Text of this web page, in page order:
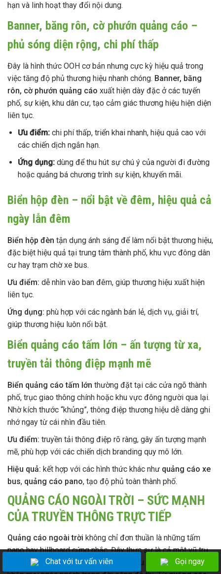
hạn và linh hoạt thay đổi nội dung.
Banner, băng rôn, cờ phướn quảng cáo –
phủ sóng diện rộng, chi phí thấp
Đây là hình thức OOH cơ bản nhưng cực kỳ hiệu quả trong
việc tăng độ phủ thương hiệu nhanh chóng. Banner, băng
rôn, cờ phướn quảng cáo xuất hiện dày đặc ở các tuyến
phố, sự kiện, khu dân cư, tạo cảm giác thương hiệu hiện diện
liên tục.
Ưu điểm:chi phí thấp, triển khai nhanh, hiệu quả cao với
các chiến dịch ngắn hạn.
Ứng dụng:dùng để thu hút sự chú ý của người đi đường
hoặc quảng bá chương trình sự kiện, khuyến mãi.
Biển hộp đèn – nổi bật về đêm, hiệu quả cả
ngày lẫn đêm
Biển hộp đèn tận dụng ánh sáng để làm nổi bật thương hiệu,
đặc biệt hiệu quả tại trung tâm thành phố, khu vực đông dân
cư hay trạm chờ xe bus.
Ưu điểm: dễ nhìn vào ban đêm, giúp thương hiệu xuất hiện
liên tục.
Ứng dụng: phù hợp với các ngành bán lẻ, dịch vụ, giải trí,
giúp thương hiệu luôn nổi bật.
Biển quảng cáo tấm lớn – ấn tượng từ xa,
truyền tải thông điệp mạnh mẽ
Biển quảng cáo tấm lớn thường đặt tại các cửa ngõ thành
phố, trục giao thông chính hoặc khu vực đông người qua lại.
Nhờ kích thước “khủng”, thông điệp thương hiệu dễ dàng ghi
nhớ ngay từ cái nhìn đầu tiên.
Ưu điểm: truyền tải thông điệp rõ ràng, gây ấn tượng mạnh
mẽ, phù hợp với các chiến dịch branding quy mô lớn.
Hiệu quả: kết hợp với các hình thức khác như quảng cáo xe
bus, quảng cáo pano, tạo độ phủ toàn thành phố.
QUẢNG CÁO NGOÀI TRỜI – SỨC MẠNH
CỦA TRUYỀN THÔNG TRỰC TIẾP
Quảng cáo ngoài trời không chỉ đơn thuần là những tấm
pano hay billboard cứng nhắc. Đây thực sự là cả một vũ trụ
truyền thông sống động, nơi thương hiệu có thể xuất hiện
Chat với tư vấn viên Gọi ngay
Chat với tư vấn viên Gọi ngay